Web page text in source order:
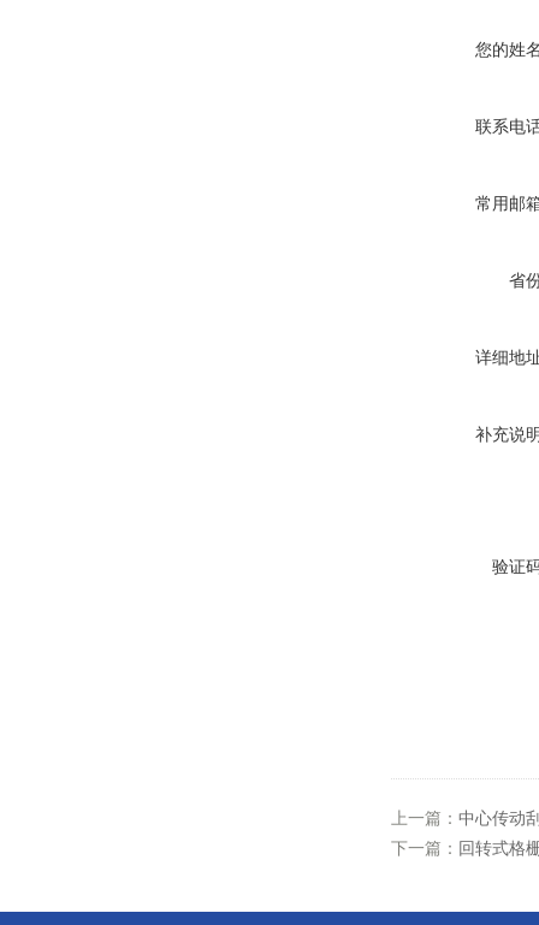
您的姓
联系电
常用邮
省
详细地
补充说
验证
上一篇： 中心传动
下一篇： 回转式格